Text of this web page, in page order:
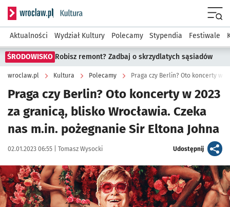
Serwis informacyjny wroclaw.pl podserwis: Kultura
Aktualności Wydział Kultury Polecamy Stypendia Festiwale
ŚRODOWISKO Robisz remont? Zadbaj o skrzydlatych sąsiadów
wroclaw.pl Kultura Polecamy
Praga czy Berlin? Oto koncerty w 2023
za granicą, blisko Wrocławia. Czeka
nas m.in. pożegnanie Sir Eltona Johna
Data publikacji:
02.01.2023 06:55 | Autor:
Tomasz Wysocki Udostępnijartykuł
Kliknij, aby powiększyć